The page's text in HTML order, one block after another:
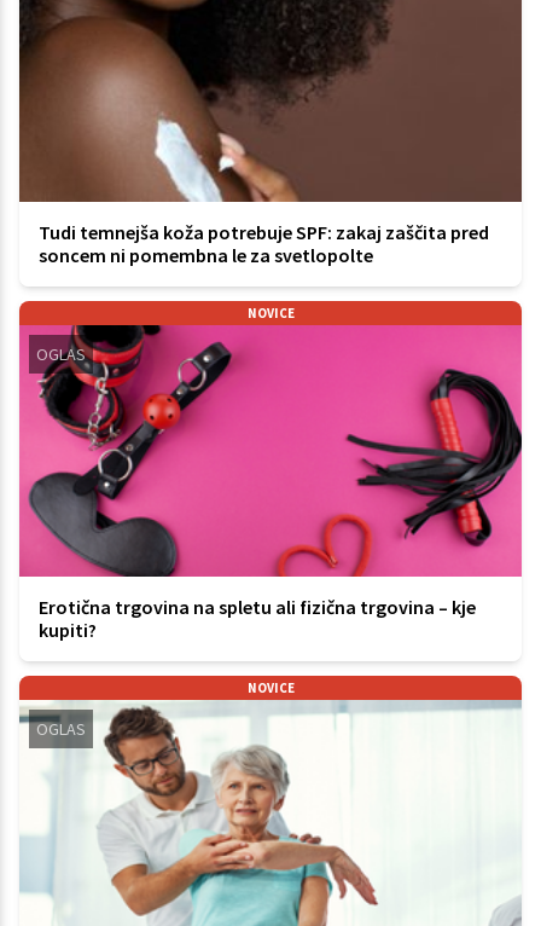
Tudi temnejša koža potrebuje SPF: zakaj zaščita pred
soncem ni pomembna le za svetlopolte
NOVICE
OGLAS
Erotična trgovina na spletu ali fizična trgovina – kje
kupiti?
NOVICE
OGLAS